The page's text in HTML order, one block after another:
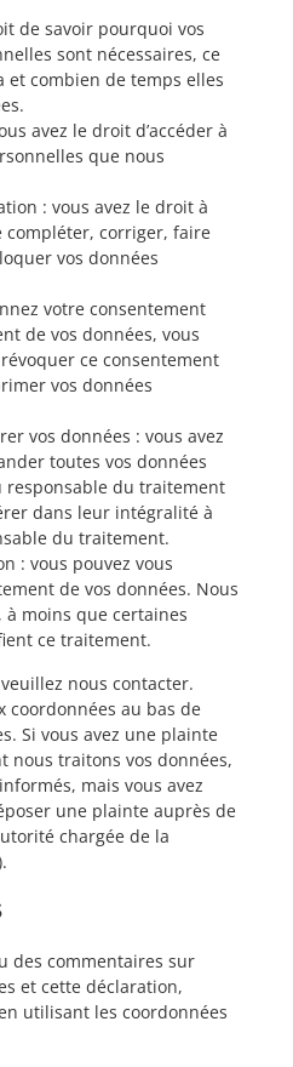
de savoir pourquoi vos
sont nécessaires, ce
combien de temps elles
avez le droit d’accéder à
que nous
: vous avez le droit à
compléter, corriger, faire
vos données
votre consentement
de vos données, vous
ce consentement
vos données
vos données : vous avez
toutes vos données
responsable du traitement
dans leur intégralité à
du traitement.
: vous pouvez vous
de vos données. Nous
moins que certaines
ce traitement.
nous contacter.
coordonnées au bas de
Si vous avez une plainte
nous traitons vos données,
mais vous avez
une plainte auprès de
chargée de la
des commentaires sur
et cette déclaration,
utilisant les coordonnées